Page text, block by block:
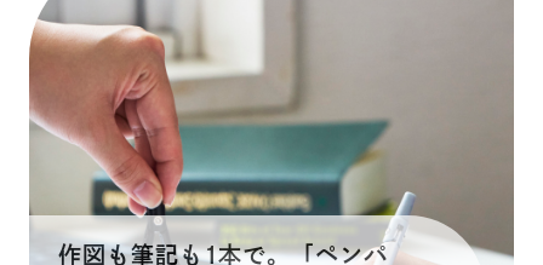
作図も筆記も1本で。「ペンパ